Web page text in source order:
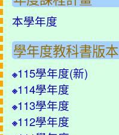
本學年度
學年度教科書版本
※115學年度(新)
※114學年度
※113學年度
※112學年度